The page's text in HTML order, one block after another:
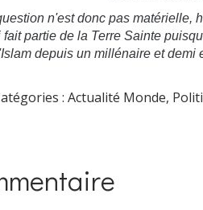
n'est donc pas matérielle,
partie de la Terre Sainte
depuis un millénaire et demi
:Actualité Monde,